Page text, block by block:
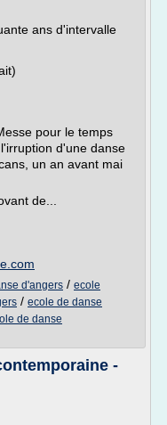
ans d'intervalle
pour le temps
d'une danse
un an avant mai
de...
d'angers / ecole
/ ecole de danse
de danse
-